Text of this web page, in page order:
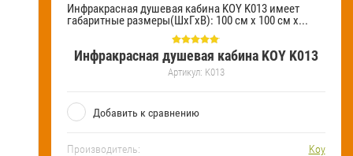
Инфракрасная душевая кабина KOY K013 имеет
габаритные размеры(ШхГхВ): 100 см х 100 см х...
Инфракрасная душевая кабина KOY K013
Артикул: K013
Добавить к сравнению
Производитель: Koy